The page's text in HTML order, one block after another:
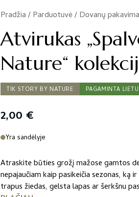
Pradžia/Parduotuvė/Dovanų
/
Atvirukas
Nature“
TIK STORY BY NATURE PAGAMINTA
2,00 €
Yra sandėlyje
Atraskite būties grožį mažose gamtos
nepajaučiam kaip pasikeičia sezonas, ką
trapus žiedas, gelsta lapas ar šerkšnu